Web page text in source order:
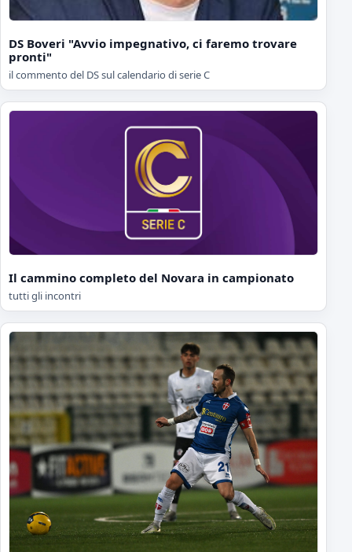
DS Boveri "Avvio impegnativo, ci faremo trovare
pronti"
il commento del DS sul calendario di serie C
Il cammino completo del Novara in campionato
tutti gli incontri